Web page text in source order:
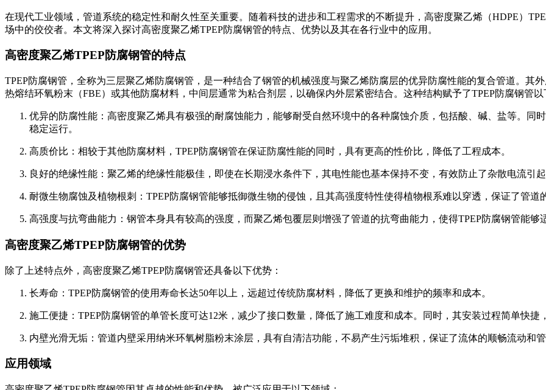
在现代工业领域，管道系统的稳定性和耐久性至关重要。随着科技的进步和工程需求的不断提升，高密度聚乙烯（HDPE）
场中的佼佼者。本文将深入探讨高密度聚乙烯TPEP防腐钢管的特点、优势以及其在各行业中的应用。
高密度聚乙烯TPEP防腐钢管的特点
TPEP防腐钢管，全称为三层聚乙烯防腐钢管，是一种结合了钢管的机械强度与聚乙烯防腐层的优异防腐性能的复合管道。其
热熔结环氧粉末（FBE）或其他防腐材料，中间层通常为粘合剂层，以确保内外层紧密结合。这种结构赋予了TPEP防腐钢管以
优异的防腐性能‌：高密度聚乙烯具有极强的耐腐蚀能力，能够耐受自然环境中的各种腐蚀介质，包括酸、碱、盐等。同
稳定运行。
‌高质价比‌：相较于其他防腐材料，TPEP防腐钢管在保证防腐性能的同时，具有更高的性价比，降低了工程成本。
良好的绝缘性能‌：聚乙烯的绝缘性能极佳，即使在长期浸水条件下，其电性能也基本保持不变，有效防止了杂散电流引起
耐微生物腐蚀及植物根刺‌：TPEP防腐钢管能够抵御微生物的侵蚀，且其高强度特性使得植物根系难以穿透，保证了管道
高强度与抗弯曲能力‌：钢管本身具有较高的强度，而聚乙烯包覆层则增强了管道的抗弯曲能力，使得TPEP防腐钢管能够
高密度聚乙烯TPEP防腐钢管的优势
除了上述特点外，高密度聚乙烯TPEP防腐钢管还具备以下优势：
‌长寿命‌：TPEP防腐钢管的使用寿命长达50年以上，远超过传统防腐材料，降低了更换和维护的频率和成本。
施工便捷‌：TPEP防腐钢管的单管长度可达12米，减少了接口数量，降低了施工难度和成本。同时，其安装过程简单快捷
内壁光滑无垢‌：管道内壁采用纳米环氧树脂粉末涂层，具有自清洁功能，不易产生污垢堆积，保证了流体的顺畅流动和管
应用领域